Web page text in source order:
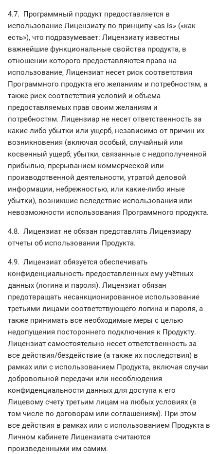
4.7. Программный продукт предоставляется в
использование Лицензиату по принципу «as is» («как
есть»), что подразумевает: Лицензиату известны
важнейшие функциональные свойства продукта, в
отношении которого предоставляются права на
использование, Лицензиат несет риск соответствия
Программного продукта его желаниям и потребностям, а
также риск соответствия условий и объема
предоставляемых прав своим желаниям и
потребностям. Лицензиар не несет ответственность за
какие-либо убытки или ущерб, независимо от причин их
возникновения (включая особый, случайный или
косвенный ущерб; убытки, связанные с недополученной
прибылью, прерыванием коммерческой или
производственной деятельности, утратой деловой
информации, небрежностью, или какие-либо иные
убытки), возникшие вследствие использования или
невозможности использования Программного продукта.
4.8. Лицензиат не обязан представлять Лицензиару
отчеты об использовании Продукта.
4.9. Лицензиат обязуется обеспечивать
конфиденциальность предоставленных ему учётных
данных (логина и пароля). Лицензиат обязан
предотвращать несанкционированное использование
третьими лицами соответствующего логина и пароля, а
также принимать все необходимые меры с целью
недопущения постороннего подключения к Продукту.
Лицензиат самостоятельно несет ответственность за
все действия/бездействие (а также их последствия) в
рамках или с использованием Продукта, включая случаи
добровольной передачи или несоблюдения
конфиденциальности данных для доступа к его
Лицевому счету третьим лицам на любых условиях (в
том числе по договорам или соглашениям). При этом
все действия в рамках или с использованием Продукта в
Личном кабинете Лицензиата считаются
произведенными им самим.